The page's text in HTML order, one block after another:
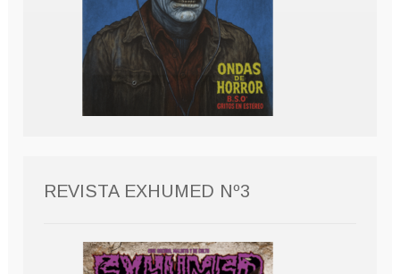
REVISTA EXHUMED Nº3